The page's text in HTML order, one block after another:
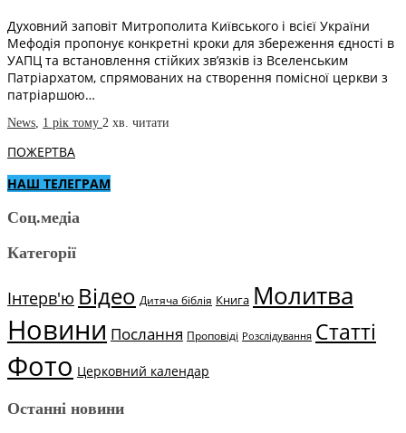
Духовний заповіт Митрополита Київського і всієї України
Мефодія пропонує конкретні кроки для збереження єдності в
УАПЦ та встановлення стійких зв’язків із Вселенським
Патріархатом, спрямованих на створення помісної церкви з
патріаршою…
News, 1 рік тому 2 хв. читати
ПОЖЕРТВА
НАШ ТЕЛЕГРАМ
Соц.медіа
Категорії
Інтерв'ю Відео Дитяча біблія Книга Молитва
Новини Послання Проповіді Розслідування Статті
Фото Церковний календар
Останні новини